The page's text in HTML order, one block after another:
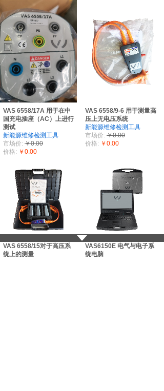
VAS 6558/17A 用于在中
国充电插座（AC）上进行
测试
新能源维修检测工具
市场价: ￥0.00
价格: ￥0.00
VAS 6558/9-6 用于测量高
压上无电压系统
新能源维修检测工具
市场价: ￥0.00
价格: ￥0.00
VAS 6558/15对于高压系
统上的测量
VAS6150E 电气与电子系
统电脑